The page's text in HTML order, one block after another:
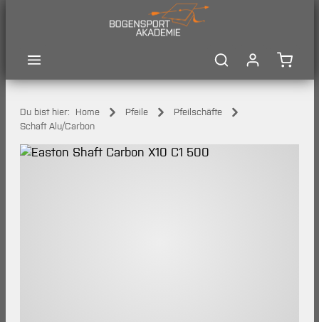
Du bist hier: Home Pfeile
Pfeilschäfte
Schaft Alu/Carbon
Bildergalerie überspringen